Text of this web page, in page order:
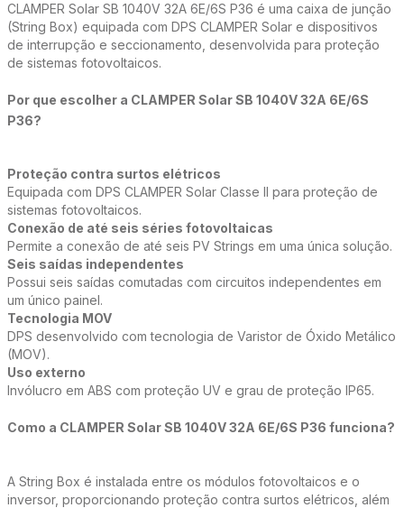
CLAMPER Solar SB 1040V 32A 6E/6S P36 é uma caixa de junção
(String Box) equipada com DPS CLAMPER Solar e dispositivos
de interrupção e seccionamento, desenvolvida para proteção
de sistemas fotovoltaicos.
Por que escolher a CLAMPER Solar SB 1040V 32A 6E/6S
P36?
Proteção contra surtos elétricos
Equipada com DPS CLAMPER Solar Classe II para proteção de
sistemas fotovoltaicos.
Conexão de até seis séries fotovoltaicas
Permite a conexão de até seis PV Strings em uma única solução.
Seis saídas independentes
Possui seis saídas comutadas com circuitos independentes em
um único painel.
Tecnologia MOV
DPS desenvolvido com tecnologia de Varistor de Óxido Metálico
(MOV).
Uso externo
Invólucro em ABS com proteção UV e grau de proteção IP65.
Como a CLAMPER Solar SB 1040V 32A 6E/6S P36 funciona?
A String Box é instalada entre os módulos fotovoltaicos e o
inversor, proporcionando proteção contra surtos elétricos, além